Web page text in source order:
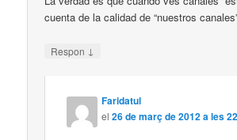
cuenta de la calidad de “nuestros
Respon ↓
Faridatul
el26 de març de 2012 a les